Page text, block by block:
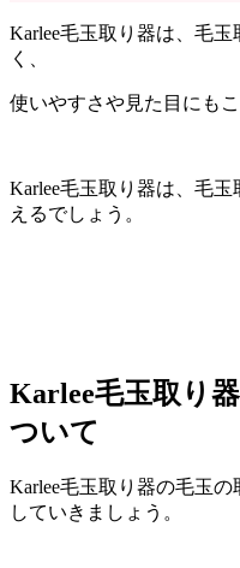
Karlee毛玉取り器は、毛
く、
使いやすさや見た目にも
Karlee毛玉取り器は、毛
えるでしょう。
Karlee毛玉取り
ついて
Karlee毛玉取り器の毛玉
していきましょう。